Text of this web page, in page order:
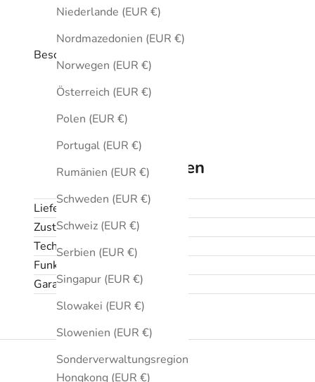
Niederlande (EUR €)
Nordmazedonien (EUR €)
Norwegen (EUR €)
Österreich (EUR €)
Polen (EUR €)
Portugal (EUR €)
Rumänien (EUR €)
Schweden (EUR €)
Schweiz (EUR €)
Serbien (EUR €)
Singapur (EUR €)
Slowakei (EUR €)
Slowenien (EUR €)
Sonderverwaltungsregion
Hongkong (EUR €)
Beschreibung
Technische Daten
Lieferumfang
Zustand
Technische Daten
Funktionen
Garantie und Rückgabe